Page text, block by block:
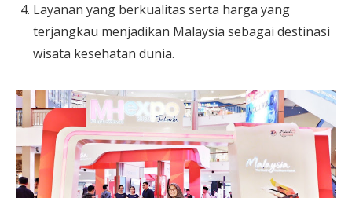
Layanan yang berkualitas serta harga yang
terjangkau menjadikan Malaysia sebagai destinasi
wisata kesehatan dunia.